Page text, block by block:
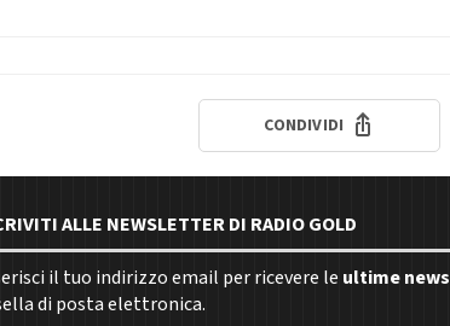
CONDIVIDI
ALLE NEWSLETTER DI RADIO GOLD
il tuo indirizzo email per ricevere le ultime news
di posta elettronica.